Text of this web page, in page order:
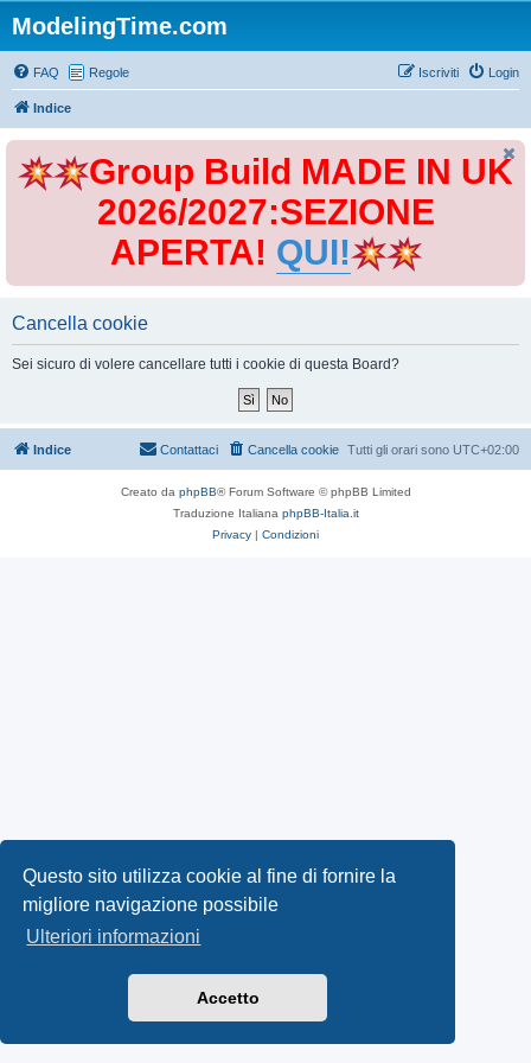
Questo sito utilizza cookie al fine di fornire la
migliore navigazione possibile
Ulteriori informazioni
Accetto
ModelingTime.com
FAQ Regole Login
Iscriviti
Indice
Group Build MADE IN UK
2026/2027:SEZIONE
APERTA! QUI!
Cancella cookie
Sei sicuro di volere cancellare tutti i cookie di questa Board?
Indice Tutti gli orari sono UTC+02:00
Cancella cookie
Contattaci
Creato da phpBB® Forum Software © phpBB Limited
Traduzione Italiana phpBB-Italia.it
Privacy | Condizioni